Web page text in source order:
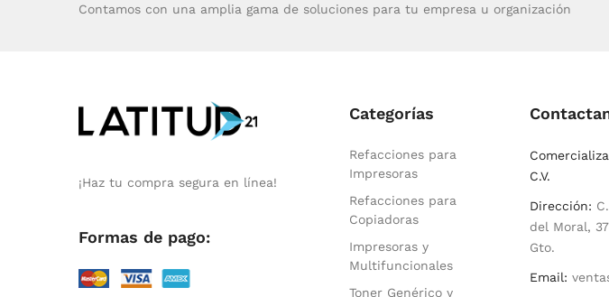
Contamos con una amplia gama de soluciones para tu empresa u organización
¡Haz tu compra segura en línea!
Formas de pago:
Categorías
Refacciones para
Impresoras
Refacciones para
Copiadoras
Impresoras y
Multifuncionales
Toner Genérico y
C.V.
Dirección:
del Moral,
Gto.
Email: